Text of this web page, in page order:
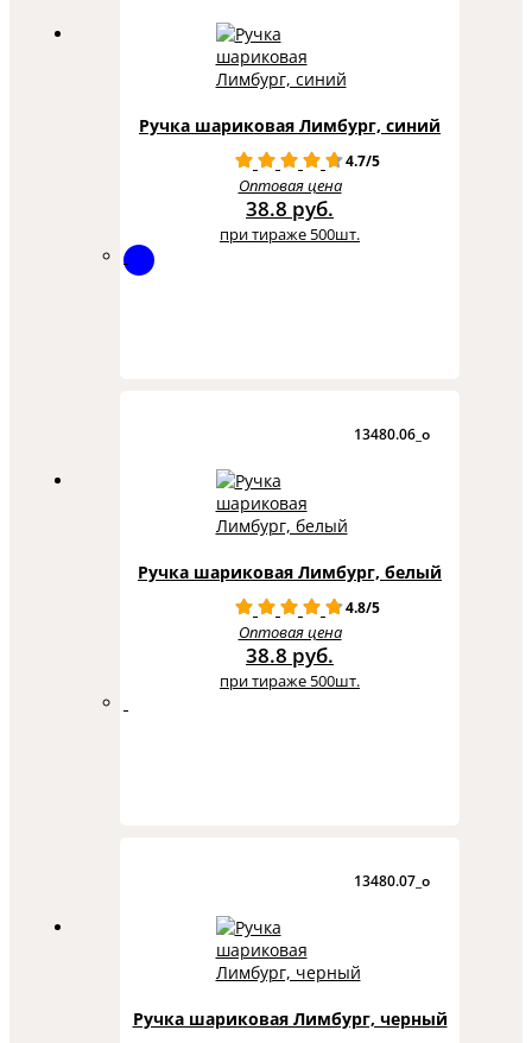
Ручка шариковая Лимбург, синий
4.7/5
Оптовая цена
38.8 руб.
при тираже 500шт.
13480.06_o
Ручка шариковая Лимбург, белый
4.8/5
Оптовая цена
38.8 руб.
при тираже 500шт.
13480.07_o
Ручка шариковая Лимбург, черный